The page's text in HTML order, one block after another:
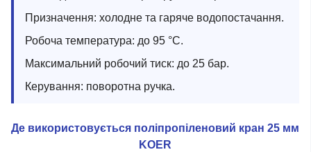
Призначення: холодне та гаряче водопостачання.
Робоча температура: до 95 °C.
Максимальний робочий тиск: до 25 бар.
Керування: поворотна ручка.
Де використовується поліпропіленовий кран 25 мм
KOER